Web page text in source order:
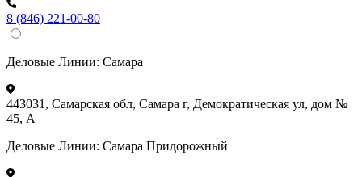
8 (846) 221-00-80
Деловые Линии: Самара
443031, Самарская обл, Самара г, Демократическая ул, дом №
45, А
Деловые Линии: Самара Придорожный